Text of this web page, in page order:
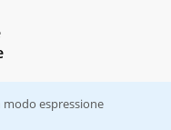
espressione